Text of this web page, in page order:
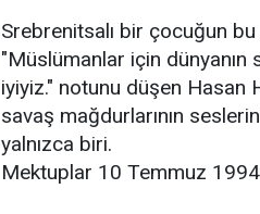
Srebrenitsalı bir çocuğun
"Müslümanlar için
iyiyiz." notunu düşen Hasan
savaş mağdurlarının
yalnızca biri.
Mektuplar 10 Temmuz